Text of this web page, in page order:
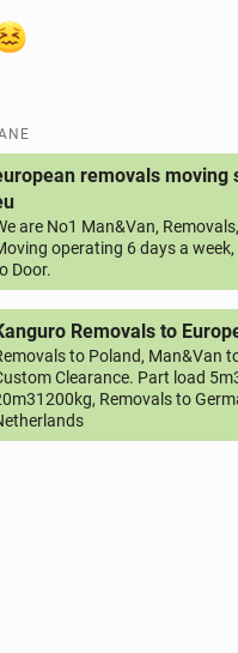
removals moving
are No1 Man&Van,
operating 6 days a
Door.
Removals to
to Poland, Man&Van
Clearance. Part load
Removals to